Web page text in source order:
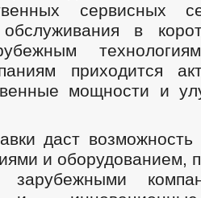
сервисных
обслуживания в
приходится
мощности и
даст возможность
и оборудованием,
зарубежными